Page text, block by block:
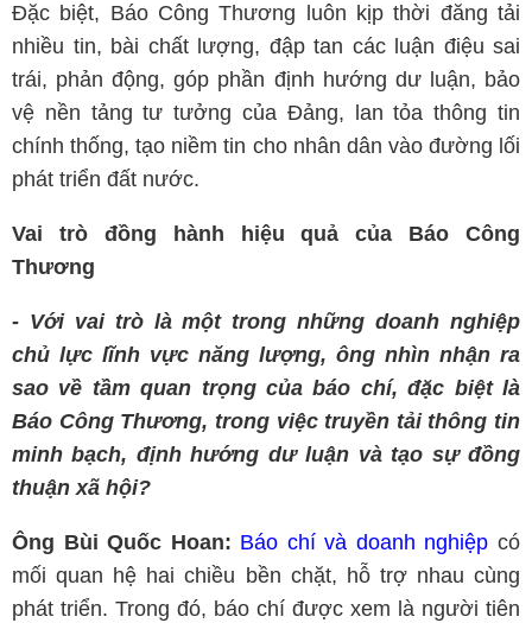
Đặc biệt, Báo Công Thương luôn kịp thời đăng tải
nhiều tin, bài chất lượng, đập tan các luận điệu sai
trái, phản động, góp phần định hướng dư luận, bảo
vệ nền tảng tư tưởng của Đảng, lan tỏa thông tin
chính thống, tạo niềm tin cho nhân dân vào đường lối
phát triển đất nước.
Vai trò đồng hành hiệu quả của Báo Công
Thương
- Với vai trò là một trong những doanh nghiệp
chủ lực lĩnh vực năng lượng, ông nhìn nhận ra
sao về tầm quan trọng của báo chí, đặc biệt là
Báo Công Thương, trong việc truyền tải thông tin
minh bạch, định hướng dư luận và tạo sự đồng
thuận xã hội?
Ông Bùi Quốc Hoan: Báo chí và doanh nghiệp có
mối quan hệ hai chiều bền chặt, hỗ trợ nhau cùng
phát triển. Trong đó, báo chí được xem là người tiên